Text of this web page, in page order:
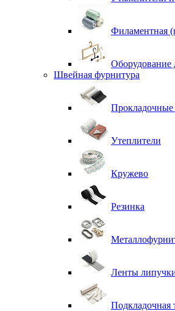
Филаментная
Оборудование
Швейная фурнитура
Прокладочные
Утеплители
Кружево
Резинка
Ленты
Подкладочная